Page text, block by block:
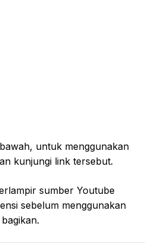
untuk menggunakan
kunjungi link tersebut.
sumber Youtube
sebelum menggunakan